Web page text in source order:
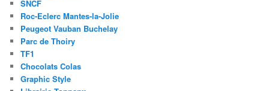
SNCF
Roc-Eclerc Mantes-la-Jolie
Peugeot Vauban Buchelay
Parc de Thoiry
TF1
Chocolats Colas
Graphic Style